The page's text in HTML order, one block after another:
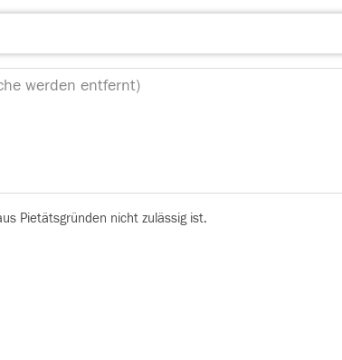
Pietätsgründen nicht zulässig ist.